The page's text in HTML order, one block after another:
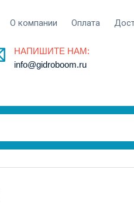
О компании Оплата
НАПИШИТЕ НАМ:
info@gidroboom.ru